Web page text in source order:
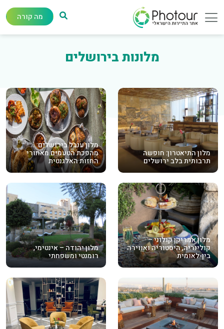
מה קורה
מלונות בירושלים
מלון התיאטרון: חופשה
תרבותית בלב ירושלים
מלון ענבל בירושלים:
מהפכת הטעמים מאחורי
החזות האלגנטית
מלון אמריקן קולוני –
קולינריה, היסטוריה ואווירה
בין-לאומית
מלון יהודה – אינטימי,
רומנטי ומשפחתי